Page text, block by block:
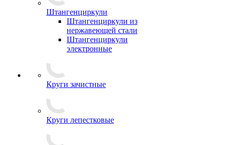
Штангенциркули
Штангенциркули из
нержавеющей стали
Штангенциркули
электронные
Круги зачистные
Круги лепестковые